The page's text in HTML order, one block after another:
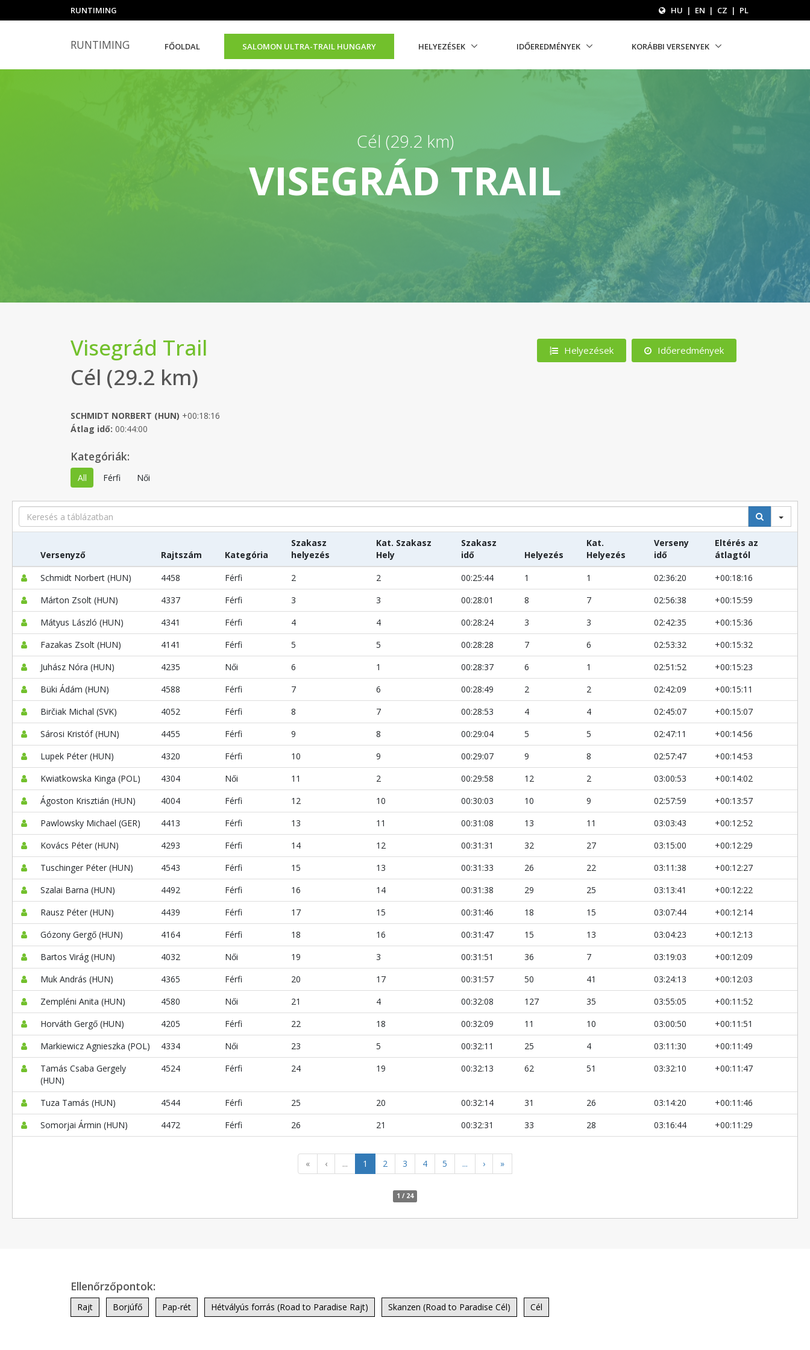
RUNTIMING HU | EN | CZ | PL
RUNTIMING FŐOLDAL SALOMON ULTRA-TRAIL HUNGARY HELYEZÉSEK IDŐEREDMÉNYEK KORÁBBI VERSENYEK
Cél (29.2 km)
VISEGRÁD TRAIL
Helyezések Időeredmények
Visegrád Trail
Cél (29.2 km)
SCHMIDT NORBERT (HUN) +00:18:16
Átlag idő: 00:44:00
Kategóriák:
All Férfi Női
Search
Versenyző Rajtszám Kategória
Szakasz
helyezés
Kat. Szakasz
Hely
Szakasz
idő
Helyezés
Kat.
Helyezés
Verseny
idő
Eltérés az
átlagtól
Schmidt Norbert (HUN)
4458 Férfi 2 2 00:25:44 1 1 02:36:20
+00:18:16
Márton Zsolt (HUN)
4337 Férfi 3 3 00:28:01 8 7 02:56:38
+00:15:59
Mátyus László (HUN)
4341 Férfi 4 4 00:28:24 3 3 02:42:35
+00:15:36
Fazakas Zsolt (HUN)
4141 Férfi 5 5 00:28:28 7 6 02:53:32
+00:15:32
Juhász Nóra (HUN)
4235 Női 6 1 00:28:37 6 1 02:51:52
+00:15:23
Büki Ádám (HUN)
4588 Férfi 7 6 00:28:49 2 2 02:42:09
+00:15:11
Birčiak Michal (SVK)
4052 Férfi 8 7 00:28:53 4 4 02:45:07
+00:15:07
Sárosi Kristóf (HUN)
4455 Férfi 9 8 00:29:04 5 5 02:47:11
+00:14:56
Lupek Péter (HUN)
4320 Férfi 10 9 00:29:07 9 8 02:57:47
+00:14:53
Kwiatkowska Kinga (POL)
4304 Női 11 2 00:29:58 12 2 03:00:53
+00:14:02
Ágoston Krisztián (HUN)
4004 Férfi 12 10 00:30:03 10 9 02:57:59
+00:13:57
Pawlowsky Michael (GER)
4413 Férfi 13 11 00:31:08 13 11 03:03:43
+00:12:52
Kovács Péter (HUN)
4293 Férfi 14 12 00:31:31 32 27 03:15:00
+00:12:29
Tuschinger Péter (HUN)
4543 Férfi 15 13 00:31:33 26 22 03:11:38
+00:12:27
Szalai Barna (HUN)
4492 Férfi 16 14 00:31:38 29 25 03:13:41
+00:12:22
Rausz Péter (HUN)
4439 Férfi 17 15 00:31:46 18 15 03:07:44
+00:12:14
Gózony Gergő (HUN)
4164 Férfi 18 16 00:31:47 15 13 03:04:23
+00:12:13
Bartos Virág (HUN)
4032 Női 19 3 00:31:51 36 7 03:19:03
+00:12:09
Muk András (HUN)
4365 Férfi 20 17 00:31:57 50 41 03:24:13
+00:12:03
Zempléni Anita (HUN)
4580 Női 21 4 00:32:08 127 35 03:55:05
+00:11:52
Horváth Gergő (HUN)
4205 Férfi 22 18 00:32:09 11 10 03:00:50
+00:11:51
Markiewicz Agnieszka (POL)
4334 Női 23 5 00:32:11 25 4 03:11:30
+00:11:49
Tamás Csaba Gergely
(HUN)
4524 Férfi 24 19 00:32:13 62 51 03:32:10 +00:11:47
Tuza Tamás (HUN) 4544 Férfi 25 20 00:32:14 31 26 03:14:20
+00:11:46
Somorjai Ármin (HUN)
4472 Férfi 26 21 00:32:31 33 28 03:16:44 +00:11:29
« ‹ ... 1 2 3 4 5 ... › »
1 / 24
Ellenőrzőpontok:
Rajt Borjúfő Pap-rét Hétvályús forrás (Road to Paradise Rajt) Skanzen (Road to Paradise Cél) Cél